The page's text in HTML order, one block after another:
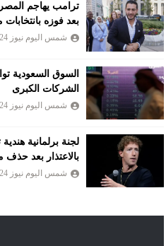
ترامب يهاجم
بعد فوزه بانتخابات
شمس اليوم نيوز 24
السوق السعودية
الشركات الكبرى
شمس اليوم نيوز 24
لجنة برلمانية
بالاعتذار بعد حذف
شمس اليوم نيوز 24